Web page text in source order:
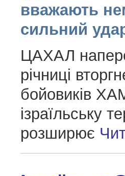
вважають
сильний
ЦАХАЛ
річниці
бойовиків
ізраїльську
розширює